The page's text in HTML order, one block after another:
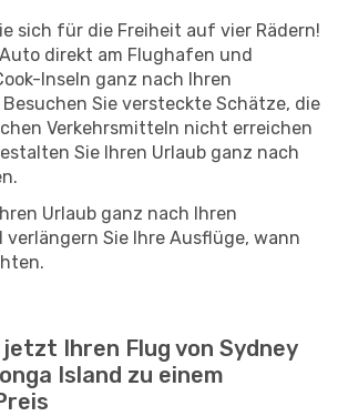
sich für die Freiheit auf vier Rädern!
direkt am Flughafen und
Inseln ganz nach Ihren
Sie versteckte Schätze, die
Verkehrsmitteln nicht erreichen
Sie Ihren Urlaub ganz nach
Urlaub ganz nach Ihren
verlängern Sie Ihre Ausflüge, wann
jetzt Ihren Flug von Sydney
Island zu einem